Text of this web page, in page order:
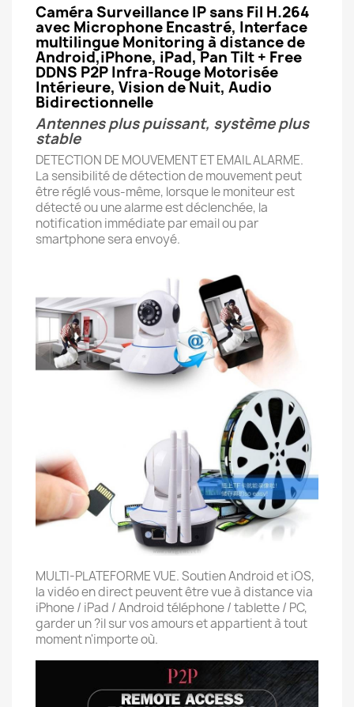
Caméra Surveillance IP sans Fil H.264
avec Microphone Encastré, Interface
multilingue Monitoring à distance de
Android,iPhone, iPad, Pan Tilt + Free
DDNS P2P Infra-Rouge Motorisée
Intérieure, Vision de Nuit, Audio
Bidirectionnelle
Antennes plus puissant, système plus
stable
DETECTION DE MOUVEMENT ET EMAIL ALARME.
La sensibilité de détection de mouvement peut
être réglé vous-même, lorsque le moniteur est
détecté ou une alarme est déclenchée, la
notification immédiate par email ou par
smartphone sera envoyé.
MULTI-PLATEFORME VUE. Soutien Android et iOS,
la vidéo en direct peuvent être vue à distance via
iPhone / iPad / Android téléphone / tablette / PC,
garder un ?il sur vos amours et appartient à tout
moment n'importe où.